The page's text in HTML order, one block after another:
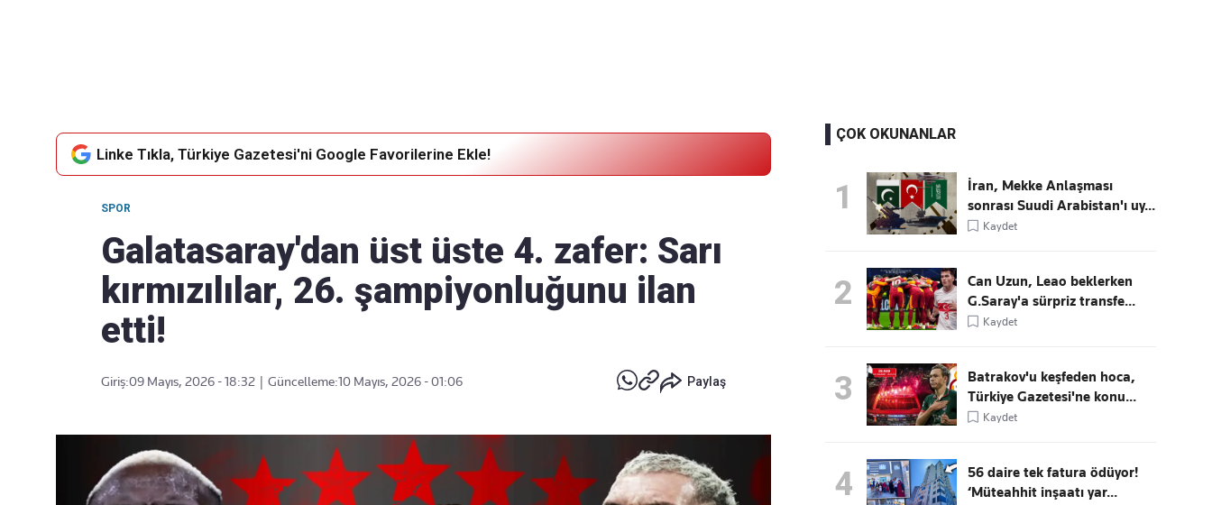
Linke Tıkla, Türkiye Gazetesi'ni Google Favorilerine Ekle!
SPOR
Galatasaray'dan üst üste 4. zafer: Sarı
kırmızılılar, 26. şampiyonluğunu ilan
etti!
Giriş:09 Mayıs, 2026 - 18:32 Güncelleme:10 Mayıs, 2026 - 01:06 Paylaş
ÇOK OKUNANLAR
1
İran, Mekke Anlaşması
sonrası Suudi Arabistan'ı uy...
Kaydet
2
Can Uzun, Leao beklerken
G.Saray'a sürpriz transfe...
Kaydet
3
Batrakov'u keşfeden hoca,
Türkiye Gazetesi'ne konu...
Kaydet
4
56 daire tek fatura ödüyor!
‘Müteahhit inşaatı yar...